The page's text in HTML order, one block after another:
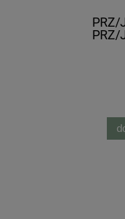
PRZ/
PRZ/